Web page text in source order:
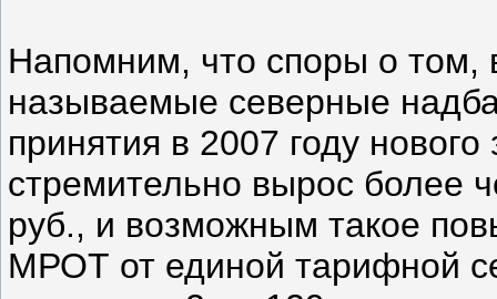
Напомним, что споры о
называемые северные
принятия в 2007 году
стремительно вырос более
руб., и возможным такое
МРОТ от единой тарифной